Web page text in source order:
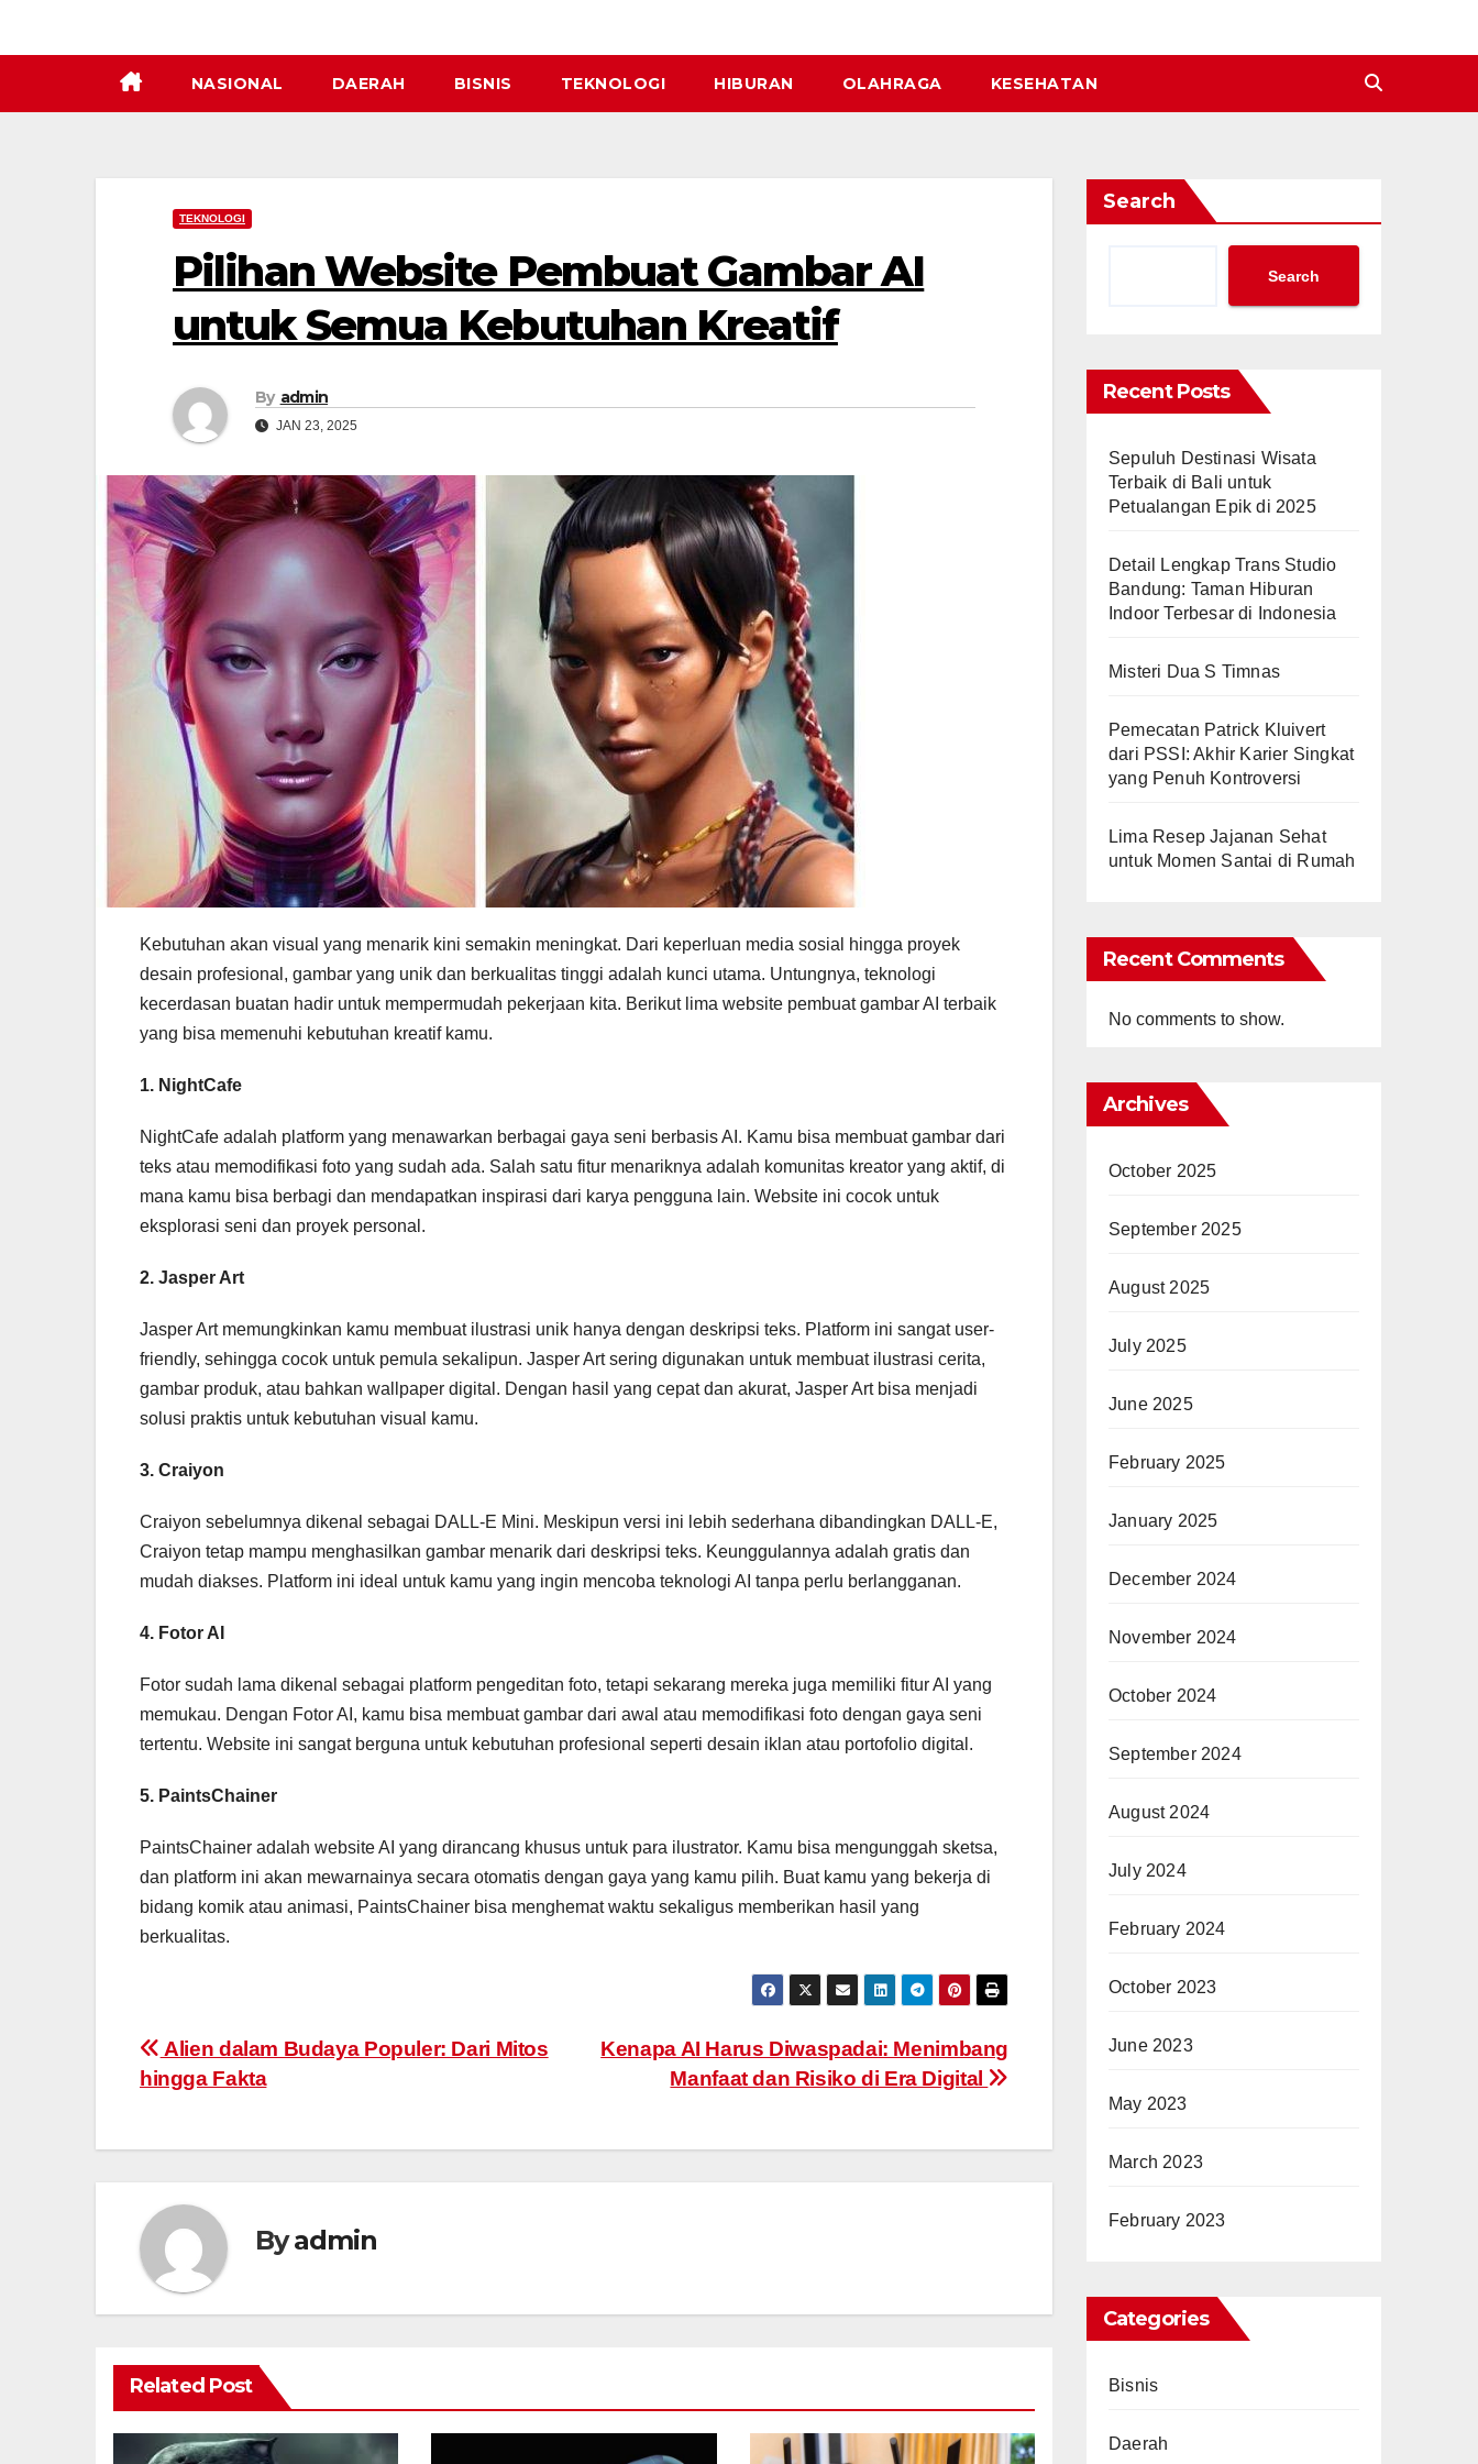
NASIONAL DAERAH BISNIS TEKNOLOGI HIBURAN OLAHRAGA KESEHATAN
TEKNOLOGI
Pilihan Website Pembuat Gambar AI
untuk Semua Kebutuhan Kreatif
By admin
JAN 23, 2025
Kebutuhan akan visual yang menarik kini semakin meningkat. Dari keperluan media sosial hingga proyek
desain profesional, gambar yang unik dan berkualitas tinggi adalah kunci utama. Untungnya, teknologi
kecerdasan buatan hadir untuk mempermudah pekerjaan kita. Berikut lima website pembuat gambar AI terbaik
yang bisa memenuhi kebutuhan kreatif kamu.
1. NightCafe
NightCafe adalah platform yang menawarkan berbagai gaya seni berbasis AI. Kamu bisa membuat gambar dari
teks atau memodifikasi foto yang sudah ada. Salah satu fitur menariknya adalah komunitas kreator yang aktif, di
mana kamu bisa berbagi dan mendapatkan inspirasi dari karya pengguna lain. Website ini cocok untuk
eksplorasi seni dan proyek personal.
2. Jasper Art
Jasper Art memungkinkan kamu membuat ilustrasi unik hanya dengan deskripsi teks. Platform ini sangat user-
friendly, sehingga cocok untuk pemula sekalipun. Jasper Art sering digunakan untuk membuat ilustrasi cerita,
gambar produk, atau bahkan wallpaper digital. Dengan hasil yang cepat dan akurat, Jasper Art bisa menjadi
solusi praktis untuk kebutuhan visual kamu.
3. Craiyon
Craiyon sebelumnya dikenal sebagai DALL-E Mini. Meskipun versi ini lebih sederhana dibandingkan DALL-E,
Craiyon tetap mampu menghasilkan gambar menarik dari deskripsi teks. Keunggulannya adalah gratis dan
mudah diakses. Platform ini ideal untuk kamu yang ingin mencoba teknologi AI tanpa perlu berlangganan.
4. Fotor AI
Fotor sudah lama dikenal sebagai platform pengeditan foto, tetapi sekarang mereka juga memiliki fitur AI yang
memukau. Dengan Fotor AI, kamu bisa membuat gambar dari awal atau memodifikasi foto dengan gaya seni
tertentu. Website ini sangat berguna untuk kebutuhan profesional seperti desain iklan atau portofolio digital.
5. PaintsChainer
PaintsChainer adalah website AI yang dirancang khusus untuk para ilustrator. Kamu bisa mengunggah sketsa,
dan platform ini akan mewarnainya secara otomatis dengan gaya yang kamu pilih. Buat kamu yang bekerja di
bidang komik atau animasi, PaintsChainer bisa menghemat waktu sekaligus memberikan hasil yang
berkualitas.
Post
navigation
Kenapa AI Harus Diwaspadai: Menimbang
Manfaat dan Risiko di Era Digital
Alien dalam Budaya Populer: Dari Mitos
hingga Fakta
Byadmin
Related Post
Search
Search
Recent Posts
Sepuluh Destinasi Wisata
Terbaik di Bali untuk
Petualangan Epik di 2025
Detail Lengkap Trans Studio
Bandung: Taman Hiburan
Indoor Terbesar di Indonesia
Misteri Dua S Timnas
Pemecatan Patrick Kluivert
dari PSSI: Akhir Karier Singkat
yang Penuh Kontroversi
Lima Resep Jajanan Sehat
untuk Momen Santai di Rumah
Recent Comments
No comments to show.
Archives
October 2025
September 2025
August 2025
July 2025
June 2025
February 2025
January 2025
December 2024
November 2024
October 2024
September 2024
August 2024
July 2024
February 2024
October 2023
June 2023
May 2023
March 2023
February 2023
Categories
Bisnis
Daerah